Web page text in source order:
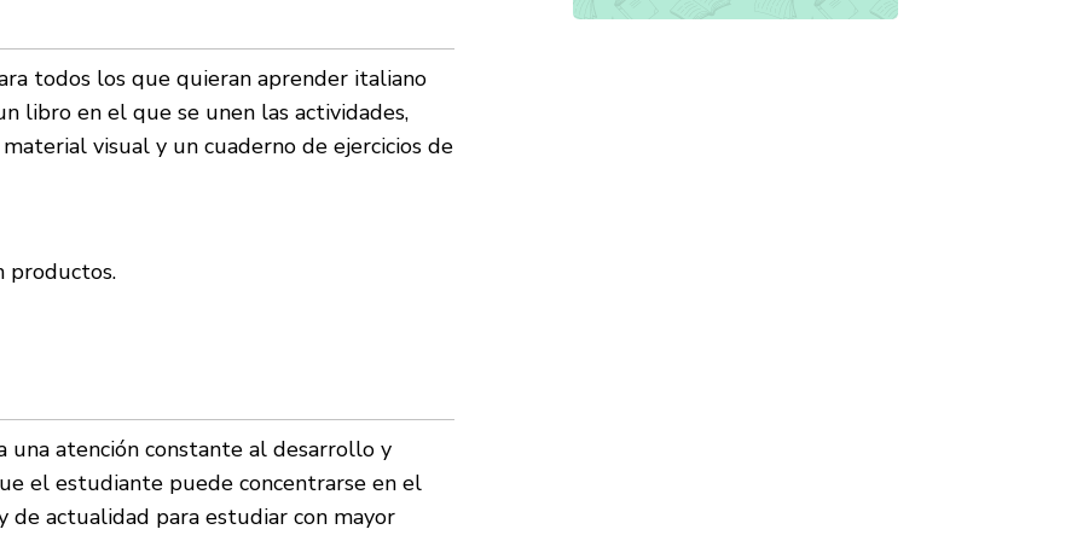
todos los que quieran aprender italiano
libro en el que se unen las actividades,
visual y un cuaderno de ejercicios de
productos.
una atención constante al desarrollo y
el estudiante puede concentrarse en el
actualidad para estudiar con mayor